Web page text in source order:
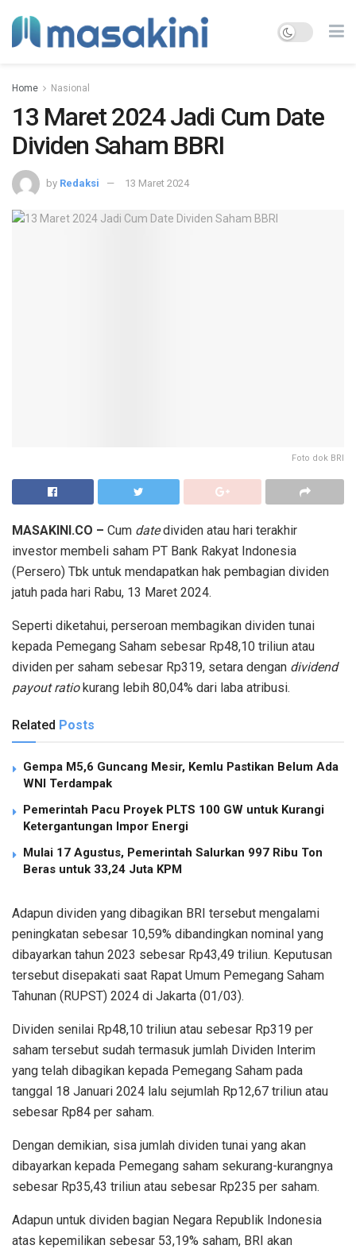
Home Nasional
13 Maret 2024 Jadi Cum Date
Dividen Saham BBRI
by Redaksi 13 Maret 2024
Foto dok BRI
MASAKINI.CO – Cum datedividen atau hari terakhir
investor membeli saham PT Bank Rakyat Indonesia
(Persero) Tbk untuk mendapatkan hak pembagian dividen
jatuh pada hari Rabu, 13 Maret 2024.
Seperti diketahui, perseroan membagikan dividen tunai
kepada Pemegang Saham sebesar Rp48,10 triliun atau
dividen per saham sebesar Rp319, setara dengan dividend
payout ratiokurang lebih 80,04% dari laba atribusi.
Related Posts
Gempa M5,6 Guncang Mesir, Kemlu Pastikan Belum Ada
WNI Terdampak
Pemerintah Pacu Proyek PLTS 100 GW untuk Kurangi
Ketergantungan Impor Energi
Mulai 17 Agustus, Pemerintah Salurkan 997 Ribu Ton
Beras untuk 33,24 Juta KPM
Adapun dividen yang dibagikan BRI tersebut mengalami
peningkatan sebesar 10,59% dibandingkan nominal yang
dibayarkan tahun 2023 sebesar Rp43,49 triliun. Keputusan
tersebut disepakati saat Rapat Umum Pemegang Saham
Tahunan (RUPST) 2024 di Jakarta (01/03).
Dividen senilai Rp48,10 triliun atau sebesar Rp319 per
saham tersebut sudah termasuk jumlah Dividen Interim
yang telah dibagikan kepada Pemegang Saham pada
tanggal 18 Januari 2024 lalu sejumlah Rp12,67 triliun atau
sebesar Rp84 per saham.
Dengan demikian, sisa jumlah dividen tunai yang akan
dibayarkan kepada Pemegang saham sekurang-kurangnya
sebesar Rp35,43 triliun atau sebesar Rp235 per saham.
Adapun untuk dividen bagian Negara Republik Indonesia
atas kepemilikan sebesar 53,19% saham, BRI akan